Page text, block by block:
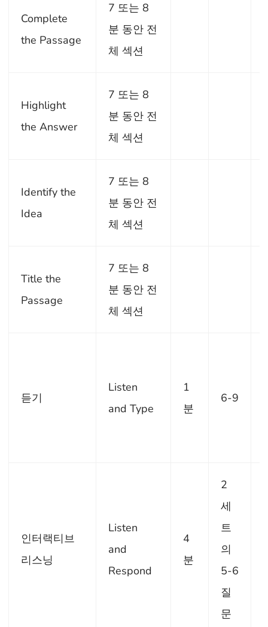
Complete
the Passage
7 또는 8
분 동안 전
체 섹션
Highlight
the Answer
7 또는 8
분 동안 전
체 섹션
Identify the
Idea
7 또는 8
분 동안 전
체 섹션
Title the
Passage
7 또는 8
분 동안 전
체 섹션
듣기
Listen
and Type
1
분
6-9
인터랙티브
리스닝
Listen
and
Respond
4
분
2
세
트
의
5-6
질
문